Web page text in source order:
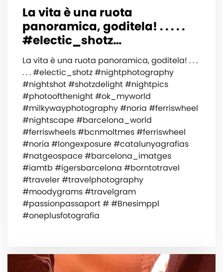
La vita è una ruota
panoramica, goditela! . . . . .
#electic_shotz…
La vita è una ruota panoramica, goditela! . . .
. . . #electic_shotz #nightphotography
#nightshot #shotzdelight #nightpics
#photoofthenight #ok_myworld
#milkywayphotography #noria #ferriswheel
#nightscape #barcelona_world
#ferriswheels #bcnmoltmes #ferriswheel
#noria #longexposure #catalunyagrafias
#natgeospace #barcelona_imatges
#iamtb #igersbarcelona #borntotravel
#traveler #travelphotography
#moodygrams #travelgram
#passionpassaport # #Bnesimppl
#oneplusfotografia